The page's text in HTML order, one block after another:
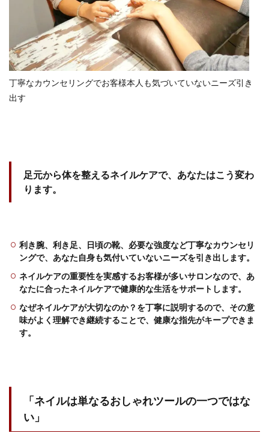
丁寧なカウンセリングでお客様本人も気づいていないニーズ引き
出す
足元から体を整えるネイルケアで、あなたはこう変わ
ります。
利き腕、利き足、日頃の靴、必要な強度など丁寧なカウンセリ
ングで、あなた自身も気付いていないニーズを引き出します。
ネイルケアの重要性を実感するお客様が多いサロンなので、あ
なたに合ったネイルケアで健康的な生活をサポートします。
なぜネイルケアが大切なのか？を丁寧に説明するので、その意
味がよく理解でき継続することで、健康な指先がキープできま
す。
「ネイルは単なるおしゃれツールの一つではな
い」